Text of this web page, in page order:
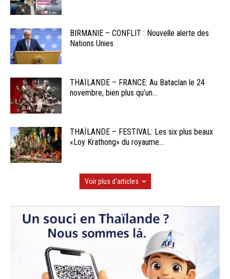
BIRMANIE – CONFLIT : Nouvelle alerte des
Nations Unies
THAÏLANDE – FRANCE: Au Bataclan le 24
novembre, bien plus qu’un...
THAÏLANDE – FESTIVAL: Les six plus beaux
«Loy Krathong» du royaume...
Voir plus d'articles